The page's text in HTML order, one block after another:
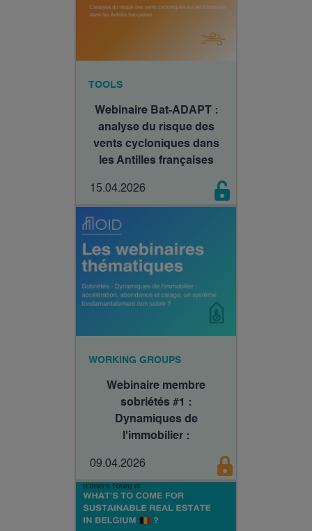
TOOLS
Webinaire Bat-ADAPT :
analyse du risque des
vents cycloniques dans
les Antilles françaises
15.04.2026
WORKING GROUPS
Webinaire membre
sobriétés #1 :
Dynamiques de
l'immobilier :
et calage, un système
fondamentalement non
sobre ?
09.04.2026